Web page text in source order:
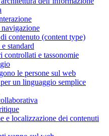
contenuto (content type)
standard
controllati e tassonomie
le persone sul web
un linguaggio semplice
e localizzazione dei contenuti